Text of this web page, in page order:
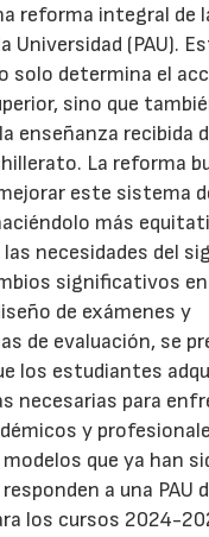
reforma integral de
Universidad (PAU).
solo determina el
sino que
enseñanza recibida
La reforma
este sistema
más
necesidades del
significativos
de exámenes y
de evaluación, se
los estudiantes
necesarias para
y
que ya han
a una PAU
los cursos 2024-